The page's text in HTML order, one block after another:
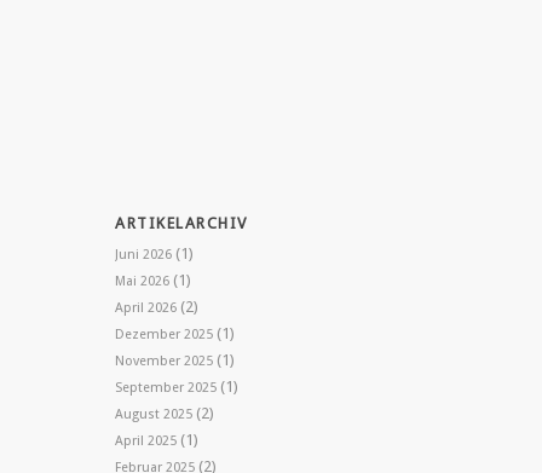
ARTIKELARCHIV
Juni 2026 (1)
Mai 2026 (1)
April 2026 (2)
Dezember 2025 (1)
November 2025 (1)
September 2025 (1)
August 2025 (2)
April 2025 (1)
Februar 2025 (2)